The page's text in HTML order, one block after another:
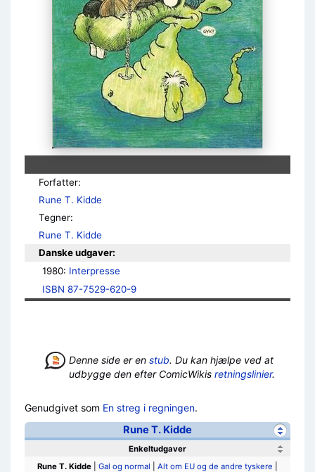
Forfatter:
Rune T. Kidde
Tegner:
Rune T. Kidde
Danske udgaver:
1980: Interpresse
ISBN 87-7529-620-9
Denne side er en stub. Du kan hjælpe ved at
udbygge den efter ComicWikis retningslinier.
Genudgivet som En streg i regningen.
Rune T. Kidde
Enkeltudgaver
Rune T. Kidde
Gal og normal Alt om EU og de andre tyskere